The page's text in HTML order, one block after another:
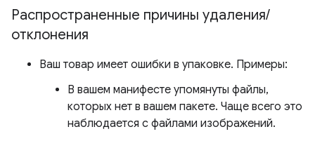
Распространенные причины удаления/
отклонения
Ваш товар имеет ошибки в упаковке. Примеры:
В вашем манифесте упомянуты файлы,
которых нет в вашем пакете. Чаще всего это
наблюдается с файлами изображений.